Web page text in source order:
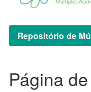
Repositório de
Página